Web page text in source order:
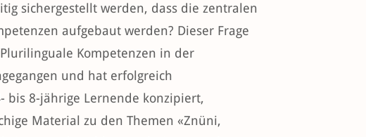
sichergestellt werden, dass die zentralen
aufgebaut werden? Dieser Frage
Kompetenzen in der
und hat erfolgreich
bis 8-jährige Lernende konzipiert,
Material zu den Themen «Znüni,